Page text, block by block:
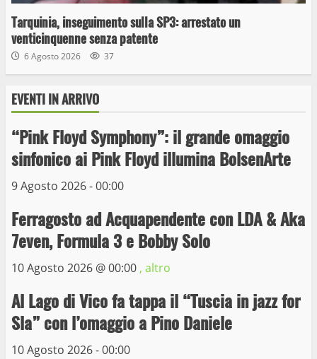
Tarquinia, inseguimento sulla SP3: arrestato un
venticinquenne senza patente
6 Agosto 2026 37
EVENTI IN ARRIVO
“Pink Floyd Symphony”: il grande omaggio
sinfonico ai Pink Floyd illumina BolsenArte
9 Agosto 2026 - 00:00
Ferragosto ad Acquapendente con LDA & Aka
7even, Formula 3 e Bobby Solo
10 Agosto 2026 @00:00, altro
Al Lago di Vico fa tappa il “Tuscia in jazz for
Sla” con l’omaggio a Pino Daniele
10 Agosto 2026 - 00:00
3
Wiplanet Baseball supera il Napoli
9 Maggio 2023
4
La Polizia di Stato arresta il ladro seriale
delle auto in sosta a Viterbo
10 Maggio 2023
Prorogata la mostra dei bozzetti di
Michelangelo Buonarroti ospitata al
Museo dei Portici